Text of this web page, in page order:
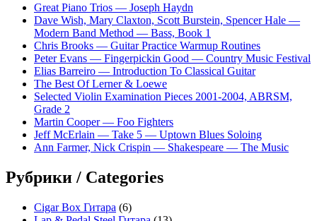
Great Piano Trios — Joseph Haydn
Dave Wish, Mary Claxton, Scott Burstein, Spencer Hale —
Modern Band Method — Bass, Book 1
Chris Brooks — Guitar Practice Warmup Routines
Peter Evans — Fingerpickin Good — Country Music Festival
Elias Barreiro — Introduction To Classical Guitar
The Best Of Lerner & Loewe
Selected Violin Examination Pieces 2001-2004, ABRSM,
Grade 2
Martin Cooper — Foo Fighters
Jeff McErlain — Take 5 — Uptown Blues Soloing
Ann Farmer, Nick Crispin — Shakespeare — The Music
Рубрики / Categories
Cigar Box Гитара (6)